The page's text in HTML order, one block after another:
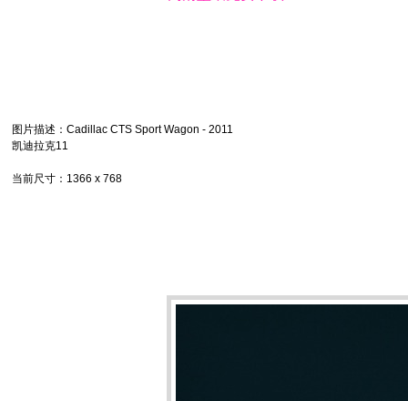
图片描述 ：Cadillac CTS Sport Wagon - 2011
凯迪拉克11
当前尺寸 ：1366 x 768